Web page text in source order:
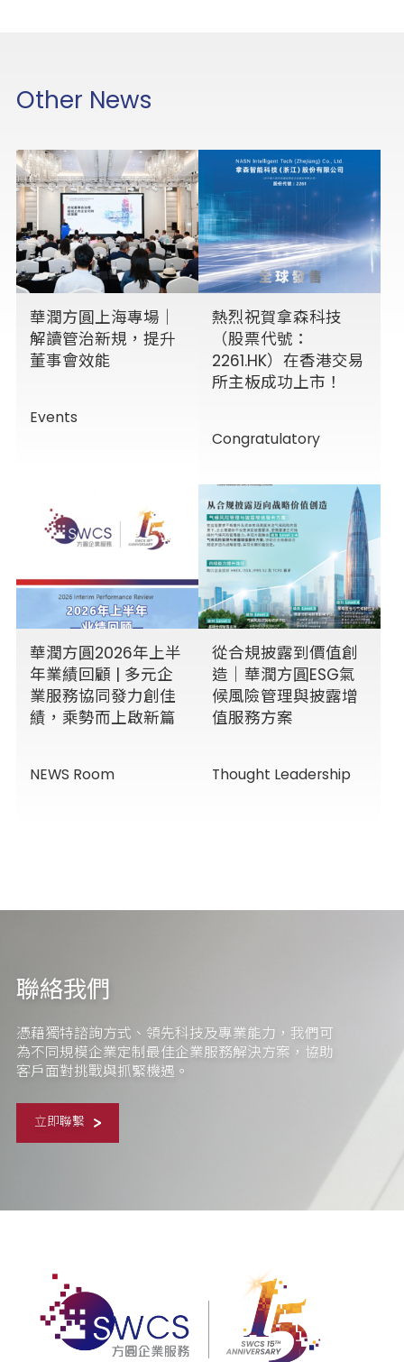
Other News
華潤方圓上海專場｜
解讀管治新規，提升
董事會效能
Events
熱烈祝賀拿森科技
（股票代號：
2261.HK）在香港交易
所主板成功上市！
Congratulatory
華潤方圓2026年上半
年業績回顧 | 多元企
業服務協同發力創佳
績，乘勢而上啟新篇
NEWS Room
從合規披露到價值創
造｜華潤方圓ESG氣
候風險管理與披露增
值服務方案
Thought Leadership
聯絡我們
憑藉獨特諮詢方式、領先科技及專業能力，我們可
為不同規模企業定制最佳企業服務解決方案，協助
客戶面對挑戰與抓緊機遇。
立即聯繫